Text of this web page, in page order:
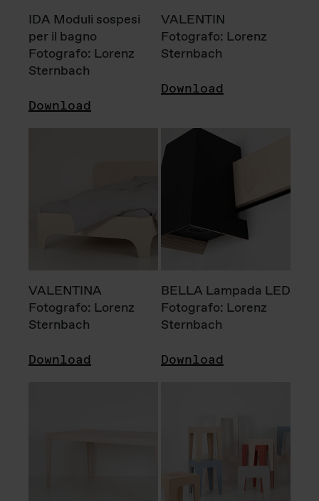
IDA Moduli sospesi
per il bagno
Fotografo: Lorenz
Sternbach
Download
VALENTIN
Fotografo: Lorenz
Sternbach
Download
VALENTINA
Fotografo: Lorenz
Sternbach
Download
BELLA Lampada LED
Fotografo: Lorenz
Sternbach
Download